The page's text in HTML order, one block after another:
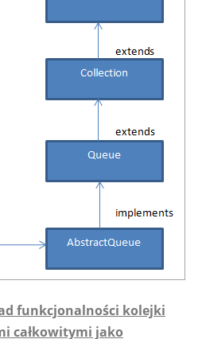
funkcjonalności kolejki
całkowitymi jako